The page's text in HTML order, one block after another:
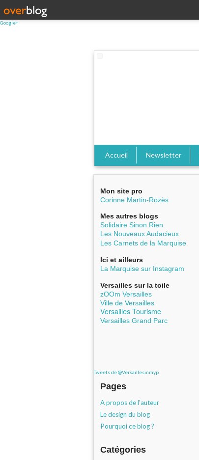
Google+
Accueil Newsletter
Mon site pro
Corinne Martin-Rozès
Mes autres blogs
Solidaire Sinon Rien
Les Nouveaux Audacieux
Les Carnets de la Marquise
Ici et ailleurs
La Marquise sur Instagram
Versailles sur la toile
zOOm Versailles
Ville de Versailles
Versailles Tourisme
Versailles Grand Parc
Tweets de @Versaillesinmyp
Pages
A propos de l'auteur
Le design du blog
Pourquoi ce blog ?
Catégories